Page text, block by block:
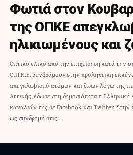
Φωτιά στον
της ΟΠΚΕ
ηλικιωμένους και
Οπτικό υλικό από την επιχείρηση κατά την
Ο.Π.Κ.Ε. συνδράμουν στην προληπτική
απεγκλωβισμό ατόμων και ζώων λόγω της
Αττικής, έδωσε στη δημοσιότητα η
καναλιών της σε Facebook και Twitter. Στην
ως συνδρομή στις…